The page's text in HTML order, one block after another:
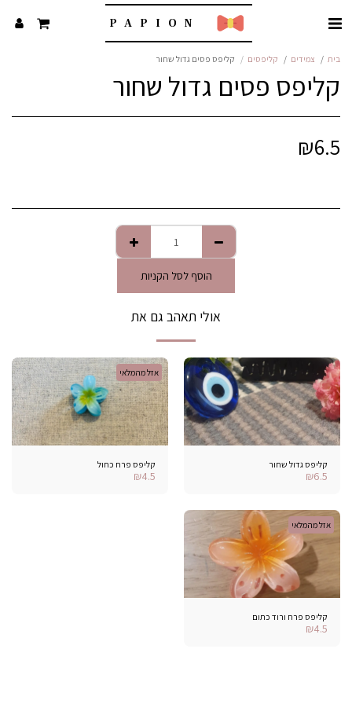
PAPION
בית צמידים קליפסים קליפס פסים גדול שחור
קליפס פסים גדול שחור
₪6.5
הוסף לסל הקניות
אולי תאהב גם את
קליפס גדול שחור
₪6.5
אזל מהמלאי
קליפס פרח כחול
₪4.5
אזל מהמלאי
קליפס פרח ורוד כתום
₪4.5